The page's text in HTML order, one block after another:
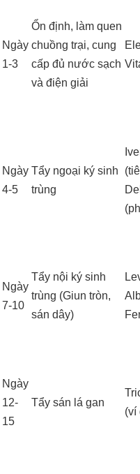
Ngày
1-3
Ổn định, làm quen
chuồng trại, cung
cấp đủ nước sạch
và điện giải
Ngày
4-5
Tẩy ngoại ký sinh
trùng
Ngày
7-10
Tẩy nội ký sinh
trùng (Giun tròn,
sán dây)
Ngày
12-
15
Tẩy sán lá gan
(ví